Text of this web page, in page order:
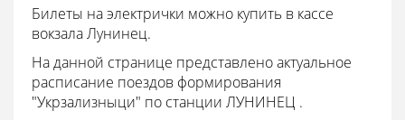
Билеты на электрички можно купить в кассе
вокзала Лунинец.
На данной странице представлено актуальное
расписание поездов формирования
"Укрзализныци" по станции ЛУНИНЕЦ .